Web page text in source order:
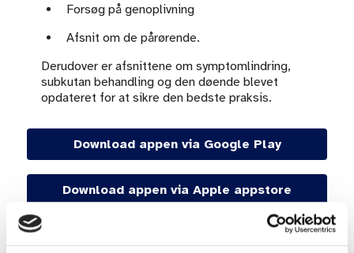
Forsøg på genoplivning
Afsnit om de pårørende.
Derudover er afsnittene om symptomlindring,
subkutan behandling og den døende blevet
opdateret for at sikre den bedste praksis.
Download appen via Google Play
Download appen via Apple appstore